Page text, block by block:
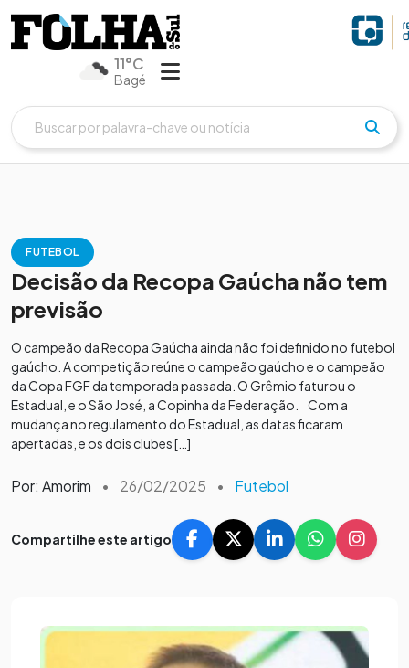
11°C
Bagé
FUTEBOL
Decisão da Recopa Gaúcha não tem
previsão
O campeão da Recopa Gaúcha ainda não foi definido no futebol
gaúcho. A competição reúne o campeão gaúcho e o campeão
da Copa FGF da temporada passada. O Grêmio faturou o
Estadual, e o São José, a Copinha da Federação. Com a
mudança no regulamento do Estadual, as datas ficaram
apertadas, e os dois clubes […]
Por: Amorim • 26/02/2025 • Futebol
Compartilhe este artigo